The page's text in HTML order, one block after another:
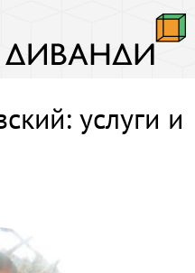
услуги и